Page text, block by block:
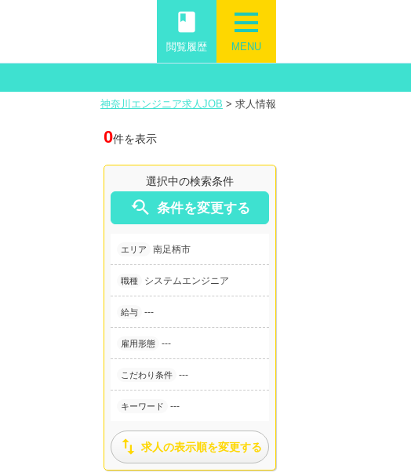
MENU
book
閲覧履歴
神奈川エンジニア求人JOB > 求人情報
0件を表示
選択中の検索条件
 条件を変更する
エリア 南足柄市
職種 システムエンジニア
給与 ---
雇用形態 ---
こだわり条件 ---
キーワード ---
 求人の表示順を変更する